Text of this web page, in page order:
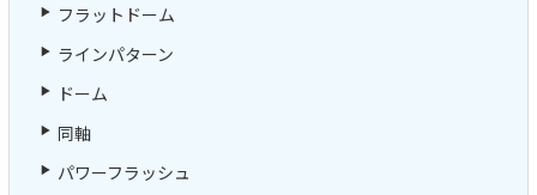
フラットドーム
ラインパターン
ドーム
同軸
パワーフラッシュ